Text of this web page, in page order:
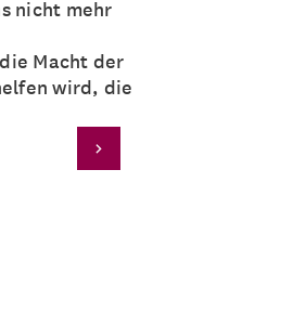
nicht mehr
Macht der
wird, die